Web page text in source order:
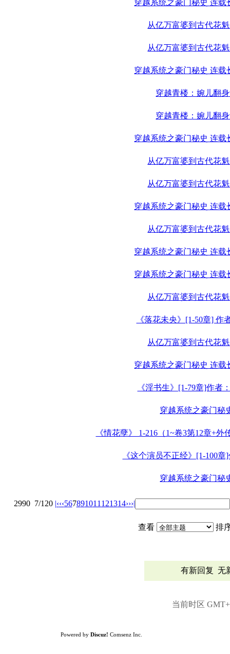
穿越系统之豪门秘史 连载
从亿万富婆到古代花
从亿万富婆到古代花
穿越系统之豪门秘史 连载
穿越青楼：婉儿翻
穿越青楼：婉儿翻
穿越系统之豪门秘史 连载
从亿万富婆到古代花
从亿万富婆到古代花
穿越系统之豪门秘史 连载
从亿万富婆到古代花
穿越系统之豪门秘史 连载
穿越系统之豪门秘史 连载
从亿万富婆到古代花
《落花未央》[1-50章] 作
从亿万富婆到古代花
穿越系统之豪门秘史 连载
《淫书生》[1-79章]作者
穿越系统之豪门秘
《情花孽》 1-216（1~卷3第12章+
《这个演员不正经》[1-100
穿越系统之豪门秘
2990 7/120 |‹‹‹567891011 121314›››|
查看 排
有新回复 无
当前时区
Powered by Discuz! Comsenz Inc.